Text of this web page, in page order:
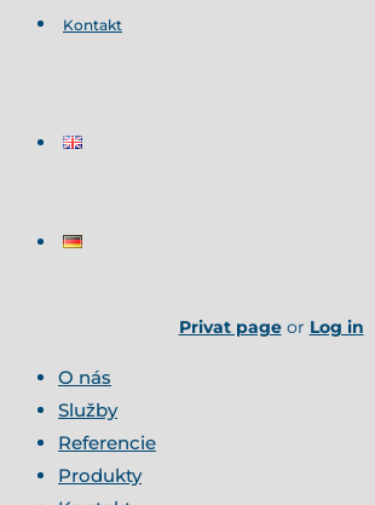
Kontakt
Privat pageor Log in
O nás
Služby
Referencie
Produkty